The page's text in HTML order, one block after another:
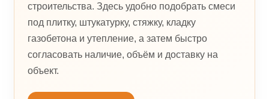
строительства. Здесь удобно подобрать смеси
под плитку, штукатурку, стяжку, кладку
газобетона и утепление, а затем быстро
согласовать наличие, объём и доставку на
объект.